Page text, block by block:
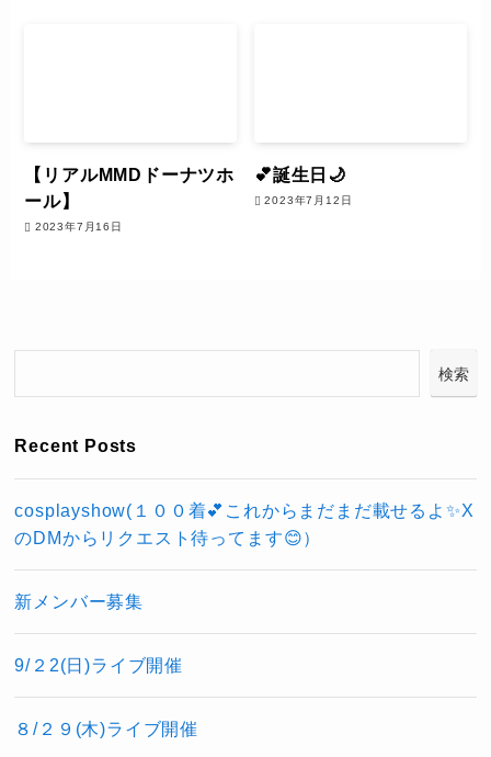
【リアルMMDドーナツホ
ール】
2023年7月16日
💕誕生日🌙
2023年7月12日
検索
Recent Posts
cosplayshow(１００着💕これからまだまだ載せるよ✨X
のDMからリクエスト待ってます😊）
新メンバー募集
9/２2(日)ライブ開催
８/２９(木)ライブ開催